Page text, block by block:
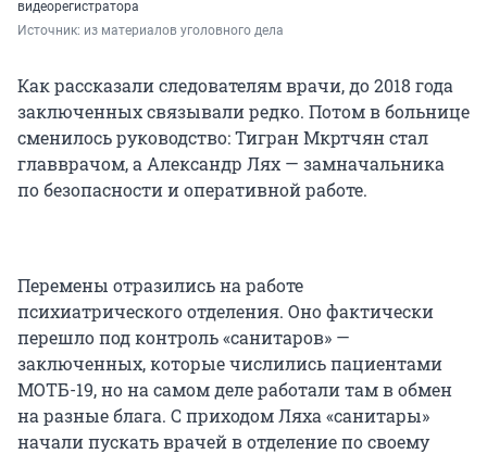
видеорегистратора
Источник: из материалов уголовного дела
Как рассказали следователям врачи, до 2018 года
заключенных связывали редко. Потом в больнице
сменилось руководство: Тигран Мкртчян стал
главврачом, а Александр Лях — замначальника
по безопасности и оперативной работе.
Перемены отразились на работе
психиатрического отделения. Оно фактически
перешло под контроль «санитаров» —
заключенных, которые числились пациентами
МОТБ-19, но на самом деле работали там в обмен
на разные блага. С приходом Ляха «санитары»
начали пускать врачей в отделение по своему